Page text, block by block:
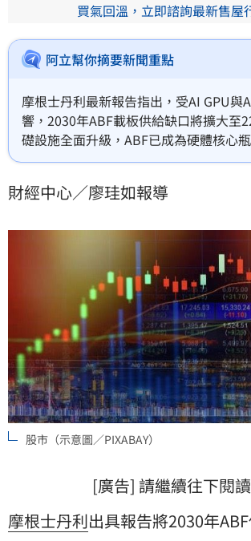
買氣回溫，立即諮詢最新售屋
阿立幫你摘要新聞重點
摩根士丹利最新報告指出，受AI GPU與
響，2030年ABF載板供給缺口將擴大至
礎設施全面升級，ABF已成為硬體核心
從消費電子轉向AI運算。大摩看好欣興
標價，其中欣興因高階產品佈局最完整，
力與毛利率的成長潛力。
財經中心／廖珪如報導
股市（示意圖／PIXABAY）
[廣告] 請繼續往下閱
摩根士丹利出具報告將2030年